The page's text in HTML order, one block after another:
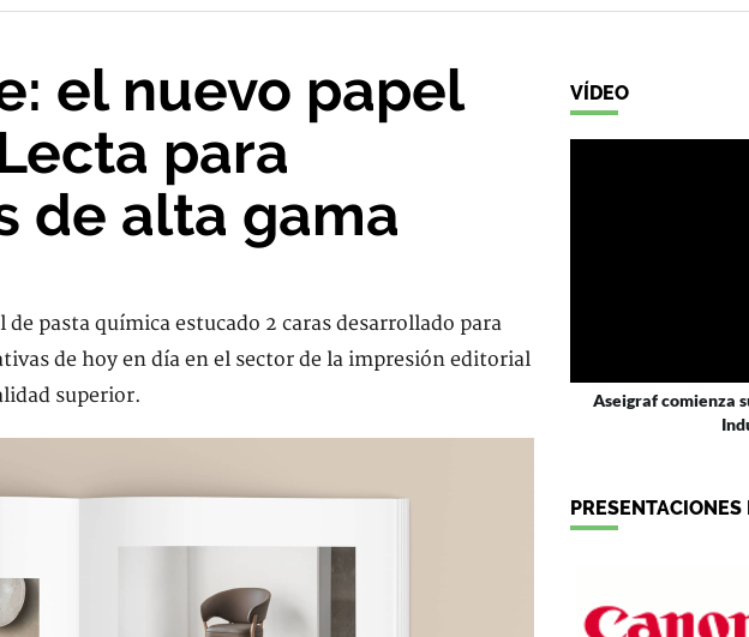
el nuevo papel
para
de alta gama
pasta química estucado 2 caras desarrollado para
de hoy en día en el sector de la impresión editorial
superior.
VÍDEO
Aseigraf comienza
PRESENTACIONES